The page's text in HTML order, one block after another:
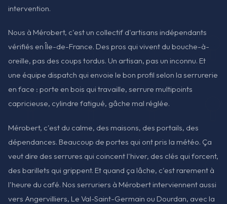
intervention.
Nous à Mérobert, c'est un collectif d'artisans indépendants
vérifiés en Île-de-France. Des pros qui vivent du bouche-à-
oreille, pas des coups tordus. Un artisan, pas un inconnu. Et
une équipe dispatch qui envoie le bon profil selon la serrurerie
en face : porte en bois qui travaille, serrure multipoints
capricieuse, cylindre fatigué, gâche mal réglée.
Mérobert, c'est du calme, des maisons, des portails, des
dépendances. Beaucoup de portes qui ont pris la météo. Ça
veut dire des serrures qui coincent l'hiver, des clés qui forcent,
des barillets qui grippent. Et quand ça lâche, c'est rarement à
l'heure du café. Nos serruriers à Mérobert interviennent aussi
vers Angervilliers, Le Val-Saint-Germain ou Dourdan, avec la